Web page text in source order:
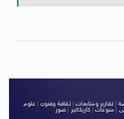
|تقارير ومتابعات|ثقافة وفنون
علوم
منوعات كاريكاتير صور